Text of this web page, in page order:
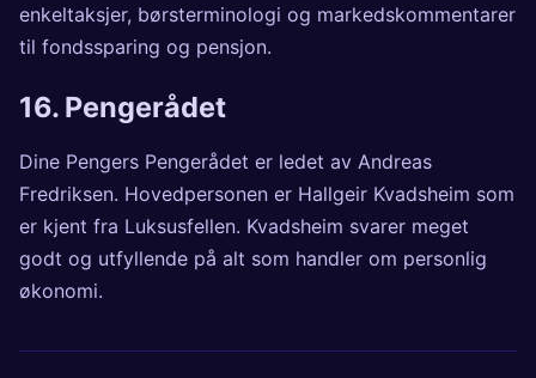
enkeltaksjer, børsterminologi og markedskommentarer
til fondssparing og pensjon.
16. Pengerådet
Dine Pengers Pengerådet er ledet av Andreas
Fredriksen. Hovedpersonen er Hallgeir Kvadsheim som
er kjent fra Luksusfellen. Kvadsheim svarer meget
godt og utfyllende på alt som handler om personlig
økonomi.